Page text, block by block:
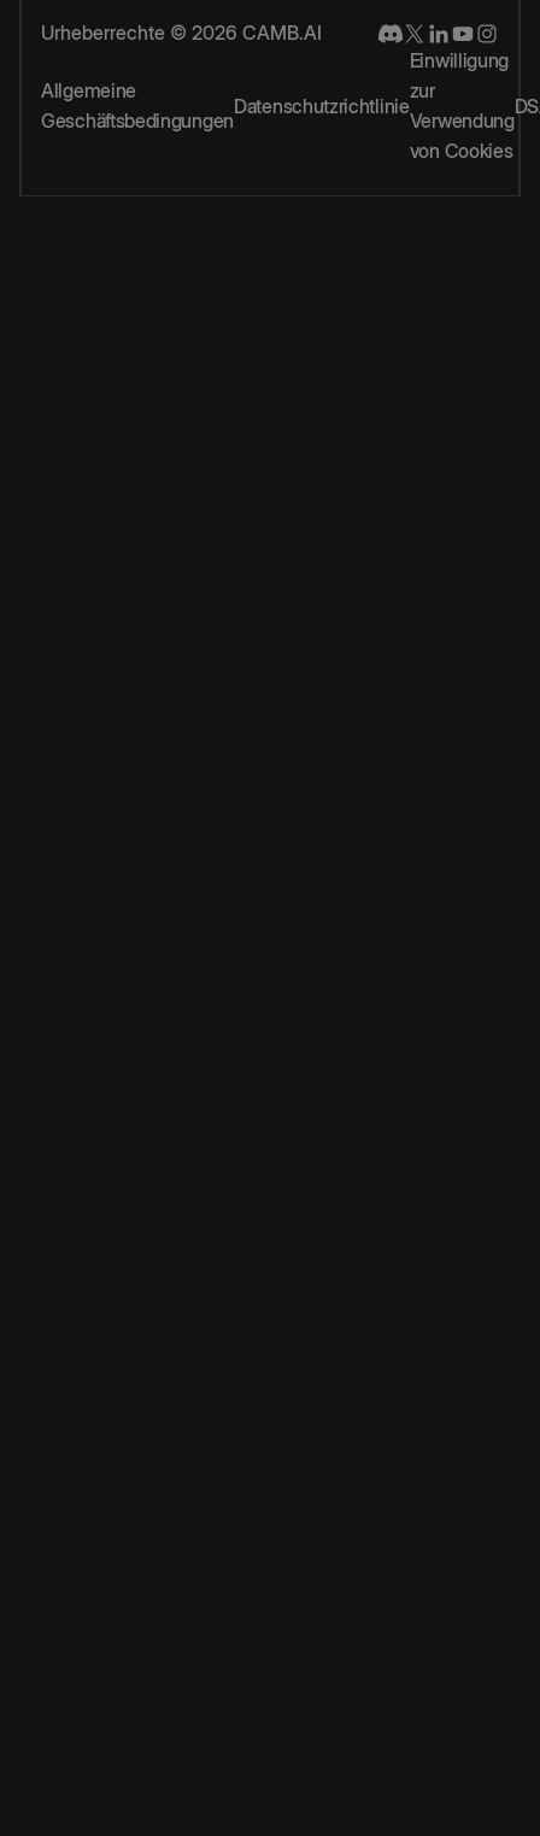
Urheberrechte © 2026 CAMB.AI
Allgemeine
Geschäftsbedingungen
Datenschutzrichtlinie
Einwilligung
zur
Verwendung
von Cookies